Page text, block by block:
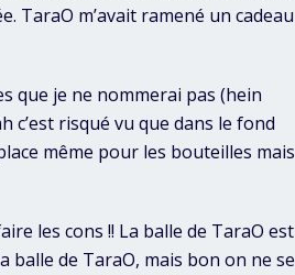
TaraO m’avait ramené un cadeau
que je ne nommerai pas (hein
c’est risqué vu que dans le fond
même pour les bouteilles mais
les cons !! La balle de TaraO est
balle de TaraO, mais bon on ne se